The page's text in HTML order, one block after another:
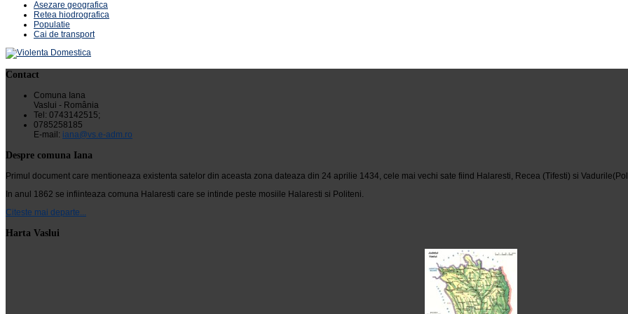
Asezare geografica
Retea hiodrografica
Populatie
Cai de transport
Contact
Comuna Iana
Vaslui - România
Tel: 0743142515;
0785258185
E-mail: iana@vs.e-adm.ro
Despre comuna Iana
Primul document care mentioneaza existenta satelor din aceasta zona dateaza din 24 aprilie 1434, cele mai vechi sate fiind Halaresti, Recea (Tifesti) si
In anul 1862 se infiinteaza comuna Halaresti care se intinde peste mosiile Halaresti si Politeni.
Citeste mai departe...
Harta Vaslui